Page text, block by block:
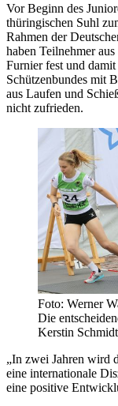
Vor Beginn des
thüringischen Suhl
Rahmen der
haben Teilnehmer
Furnier fest und
Schützenbundes mit
aus Laufen und
nicht zufrieden.
Foto: Werner
Die
Kerstin
„In zwei Jahren wird
eine internationale
eine positive